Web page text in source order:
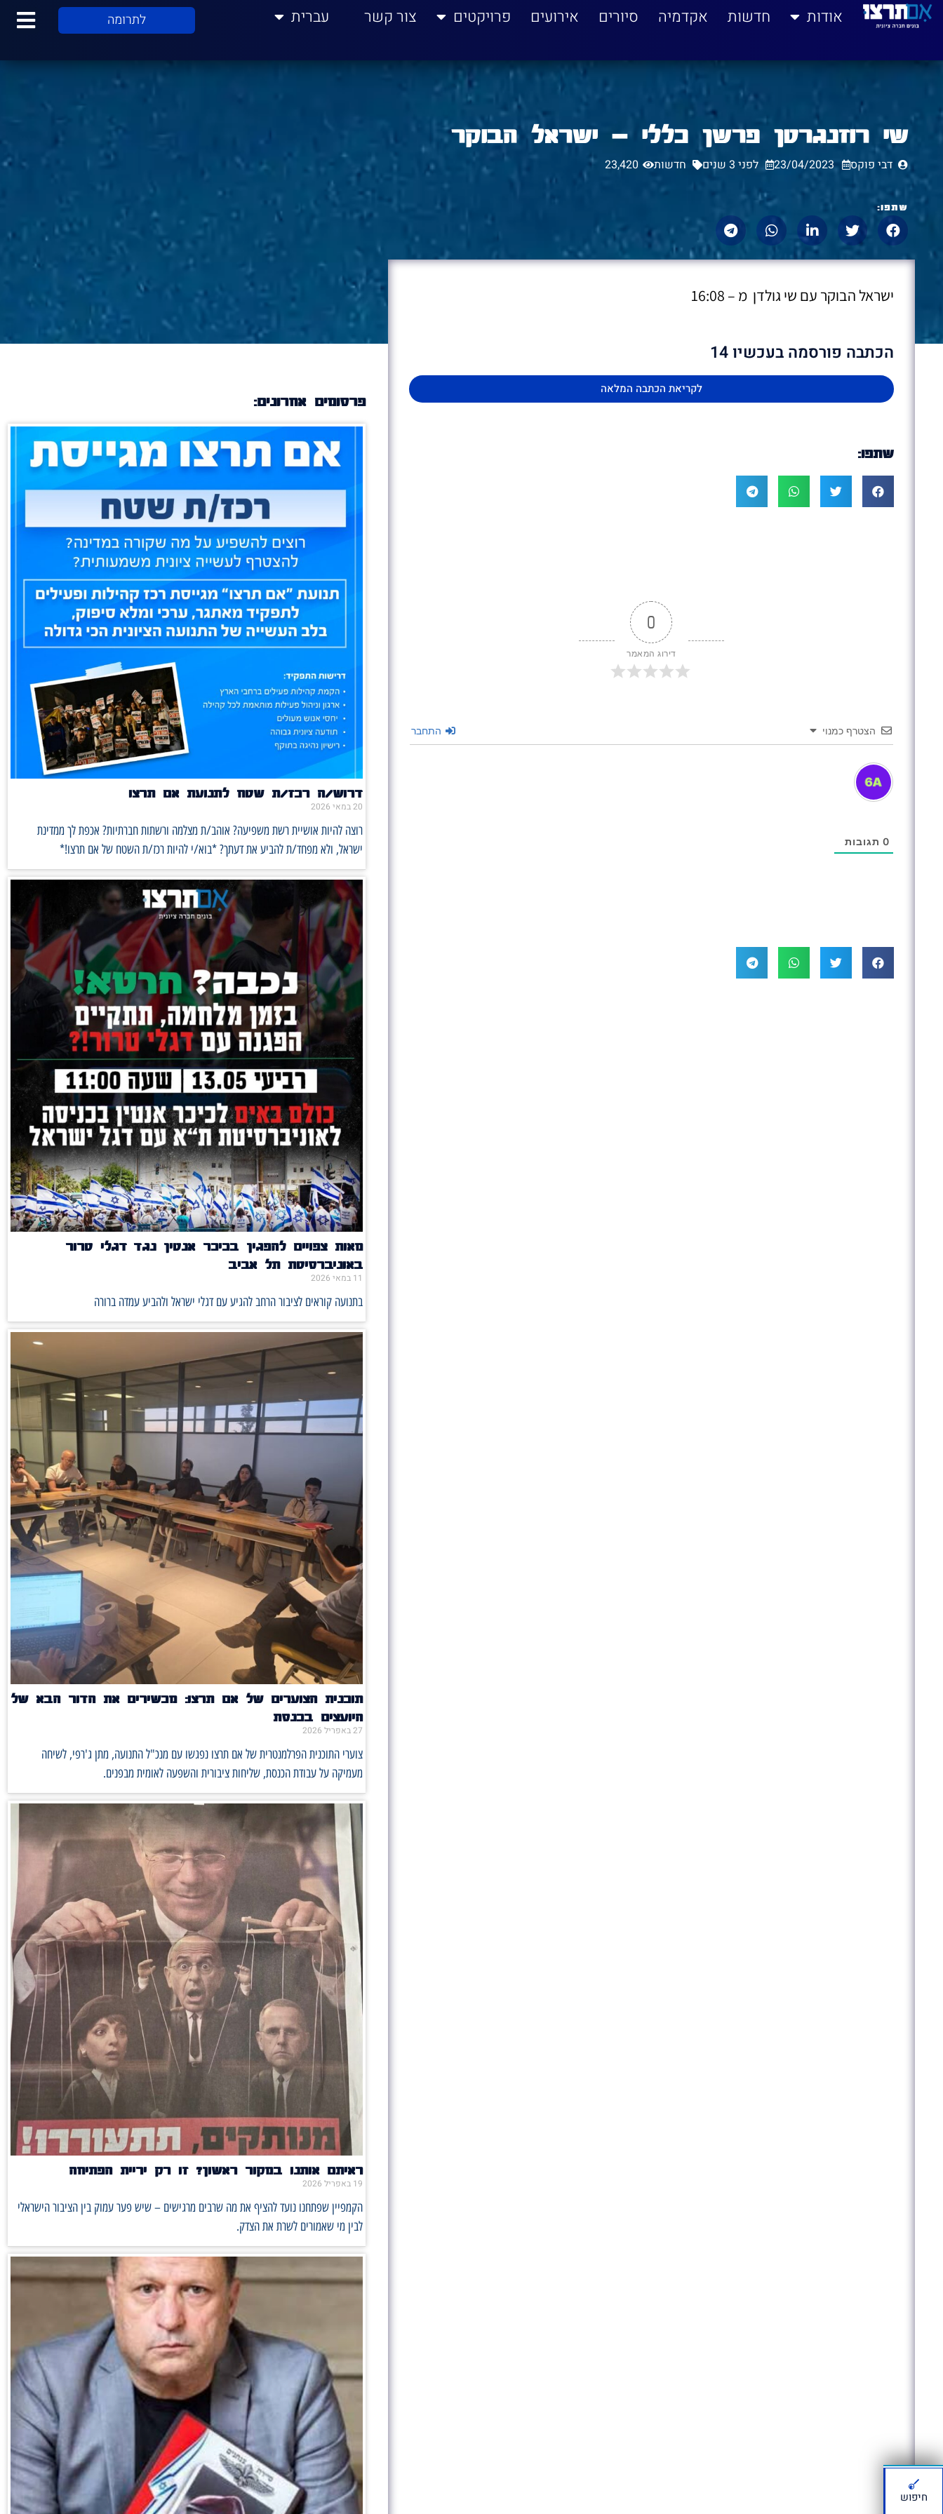
לתוכן אודות חדשות אקדמיה סיורים אירועים פרויקטים צור קשר עברית לתרומה
שי רוזנגרטן פרשן כללי – ישראל הבוקר
דבי פוקס 23/04/2023 לפני 3 שנים חדשות 23,420
שתפו:
ישראל הבוקר עם שי גולדן מ – 16:08
הכתבה פורסמה בעכשיו 14
לקריאת הכתבה המלאה
שתפו:
0
דירוג המאמר
הצטרף כמנוי התחבר
0 תגובות
פרסומים אחרונים:
דרוש/ה רכז/ת שטח לתנועת אם תרצו
20 במאי 2026
רוצה להיות אושיית רשת משפיעה? אוהב/ת מצלמה ורשתות חברתיות? אכפת לך ממדינת
ישראל, ולא מפחד/ת להביע את דעתך? *בוא/י להיות רכז/ת השטח של אם תרצו!*
מאות צפויים להפגין בכיכר אנטין נגד דגלי טרור
באוניברסיטת תל אביב
11 במאי 2026
בתנועה קוראים לציבור הרחב להגיע עם דגלי ישראל ולהביע עמדה ברורה
תוכנית הצוערים של אם תרצו: מכשירים את הדור הבא של
היועצים בכנסת
27 באפריל 2026
צוערי התוכנית הפרלמנטרית של אם תרצו נפגשו עם מנכ"ל התנועה, מתן ג'רפי, לשיחה
מעמיקה על עבודת הכנסת, שליחות ציבורית והשפעה לאומית מבפנים.
ראיתם אותנו במקור ראשון? זו רק יריית הפתיחה
19 באפריל 2026
הקמפיין שפתחנו נועד להציף את מה שרבים מרגישים – שיש פער עמוק בין הציבור הישראלי
לבין מי שאמורים לשרת את הצדק.
חיפוש